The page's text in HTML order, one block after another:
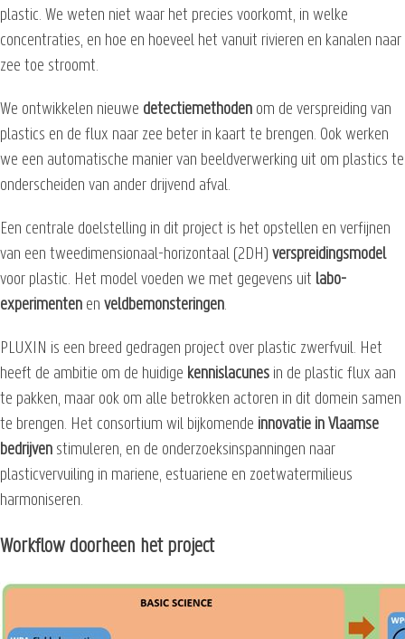
plastic. We weten niet waar het precies voorkomt, in welke
concentraties, en hoe en hoeveel het vanuit rivieren en kanalen naar
zee toe stroomt.
We ontwikkelen nieuwe detectiemethoden om de verspreiding van
plastics en de flux naar zee beter in kaart te brengen. Ook werken
we een automatische manier van beeldverwerking uit om plastics te
onderscheiden van ander drijvend afval.
Een centrale doelstelling in dit project is het opstellen en verfijnen
van een tweedimensionaal-horizontaal (2DH) verspreidingsmodel
voor plastic. Het model voeden we met gegevens uit labo-
experimenten en veldbemonsteringen.
PLUXIN is een breed gedragen project over plastic zwerfvuil. Het
heeft de ambitie om de huidige kennislacunes in de plastic flux aan
te pakken, maar ook om alle betrokken actoren in dit domein samen
te brengen. Het consortium wil bijkomende innovatie in Vlaamse
bedrijven stimuleren, en de onderzoeksinspanningen naar
plasticvervuiling in mariene, estuariene en zoetwatermilieus
harmoniseren.
Workflow doorheen het project